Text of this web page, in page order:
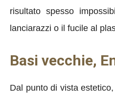
risultato spesso
lanciarazzi o il fucile al
Basi vecchie,
Dal punto di vista